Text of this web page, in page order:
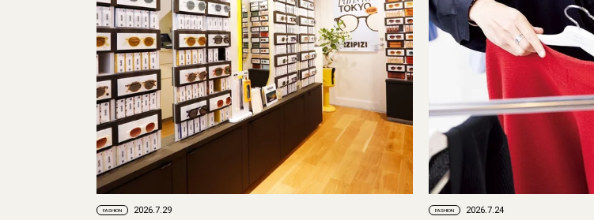
FASHION 2026.7.29 FASHION 2026.7.24